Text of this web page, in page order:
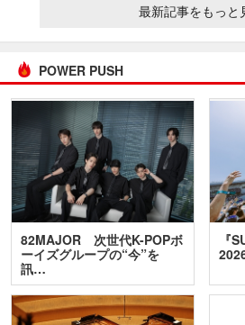
最新記事をもっと
POWER PUSH
82MAJOR 次世代K-POPボ
ーイズグループの“今”を
訊…
『